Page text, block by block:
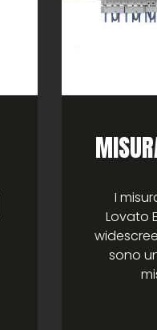
I
Lovato
sono